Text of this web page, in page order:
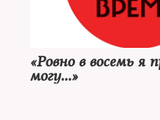
«Ровно в восемь я
могу...»